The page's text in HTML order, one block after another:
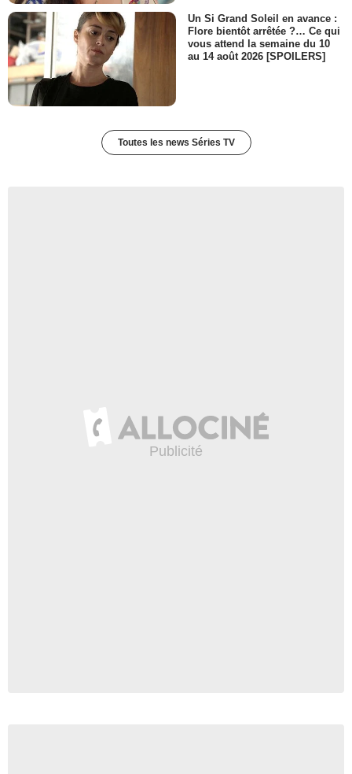
Un Si Grand Soleil en avance :
Flore bientôt arrêtée ?… Ce qui
vous attend la semaine du 10
au 14 août 2026 [SPOILERS]
Toutes les news Séries TV